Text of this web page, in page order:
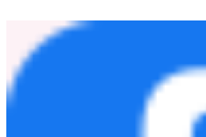
發揮區位優勢，進一步加強與葡語
續探索跨境業務創新，為資本市場
灣區實體經濟發展貢獻專業力量。
易方達基金是國內領先的綜合性資
年，依托資本市場，通過專業化運
供綜合性資產管理解決方案。截至
資產管理規模超4.2萬億元，自2015